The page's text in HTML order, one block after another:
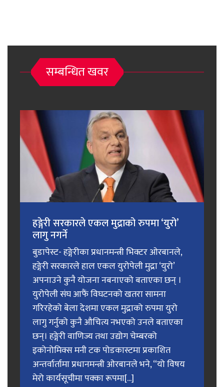
सम्बन्धित खवर
हङ्गेरी सरकारले एकल मुद्राको रुपमा ‘युरो’
लागु नगर्ने
बुडापेस्ट- हङ्गेरीका प्रधानमन्त्री भिक्टर ओरबानले,
हङ्गेरी सरकारले हाल एकल युरोपेली मुद्रा ‘युरो’
अपनाउने कुनै योजना नबनाएको बताएका छन् ।
युरोपेली संघ आफैं विघटनको खतरा सामना
गरिरहेको बेला देशमा एकल मुद्राको रुपमा युरो
लागु गर्नुको कुनै औचित्य नभएको उनले बताएका
छन्। हङ्गेरी वाणिज्य तथा उद्योग चेम्बरको
इकोनोमिक्स मनी टक पोडकास्टमा प्रकाशित
अन्तर्वार्तामा प्रधानमन्त्री ओरबानले भने, “यो विषय
मेरो कार्यसूचीमा पक्का रूपमा[...]